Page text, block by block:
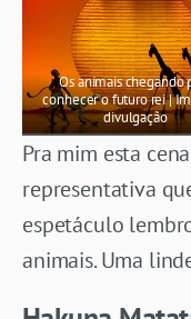
Os animais chegando
conhecer o futuro rei |
divulgação
Pra mim esta
representativa
espetáculo
animais. Uma